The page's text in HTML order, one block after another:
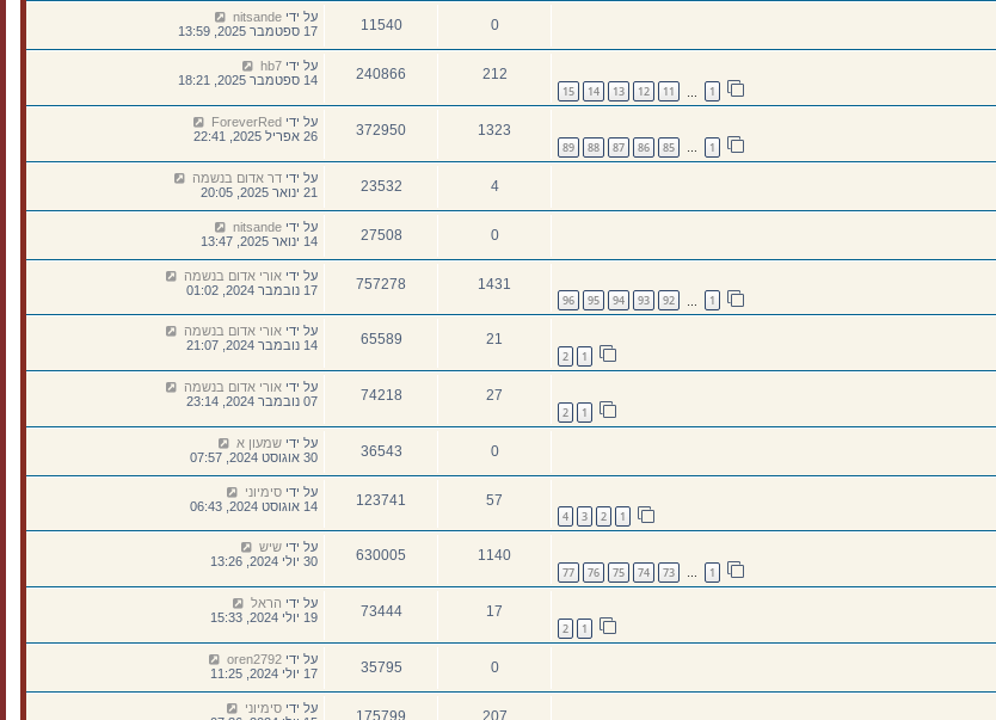
0
11540 על ידי nitsande
17 ספטמבר 2025, 13:59
1
11
12
13
14
15
212
240866 על ידי hb7
14 ספטמבר 2025, 18:21
1
…
85
86
87
88
89
1323
372950 על ידי ForeverRed
26 אפריל 2025, 22:41
4
23532 על ידי דר אדום בנשמה
21 ינואר 2025, 20:05
0
27508 על ידי nitsande
14 ינואר 2025, 13:47
1
92
93
94
95
96
1431
757278 על ידי אורי אדום בנשמה
17 נובמבר 2024, 01:02
1
2
21
65589 על ידי אורי אדום בנשמה
14 נובמבר 2024, 21:07
1
2
27
74218 על ידי אורי אדום בנשמה
07 נובמבר 2024, 23:14
0
36543 על ידי שמעון א
30 אוגוסט 2024, 07:57
1
2
3
4
57
123741 על ידי סימיוני
14 אוגוסט 2024, 06:43
1
…
73
74
75
76
77
1140
630005 על ידי שיש
30 יולי 2024, 13:26
1
2
17
73444 על ידי הראל
19 יולי 2024, 15:33
0
35795 על ידי oren2792
17 יולי 2024, 11:25
207
175799 על ידי סימיוני